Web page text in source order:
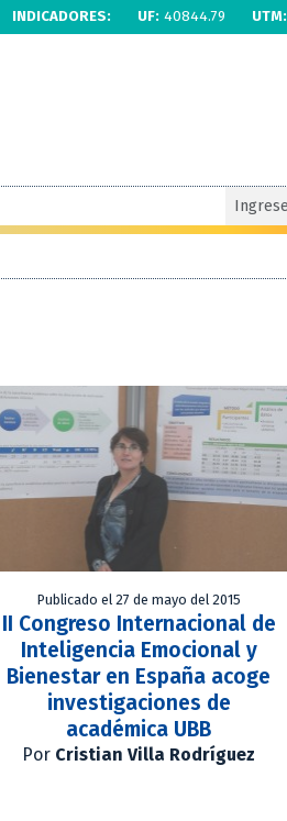
INDICADORES: UF: 40844.79 UTM:
Publicado el 27 de mayo del 2015
II Congreso Internacional de
Inteligencia Emocional y
Bienestar en España acoge
investigaciones de
académica UBB
Por Cristian Villa Rodríguez